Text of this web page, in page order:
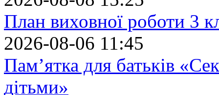
План виховної роботи 3
2026-08-06 11:45
Пам’ятка для батьків
дітьми»